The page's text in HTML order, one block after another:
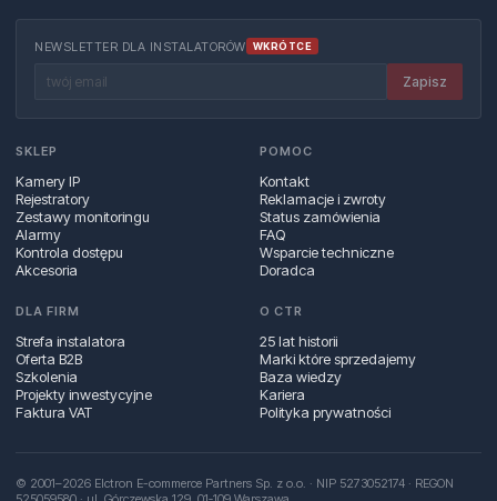
NEWSLETTER DLA INSTALATORÓW WKRÓTCE
Zapisz
SKLEP
Kamery IP
Rejestratory
Zestawy monitoringu
Alarmy
Kontrola dostępu
Akcesoria
POMOC
Kontakt
Reklamacje i zwroty
Status zamówienia
FAQ
Wsparcie techniczne
Doradca
DLA FIRM
Strefa instalatora
Oferta B2B
Szkolenia
Projekty inwestycyjne
Faktura VAT
O CTR
25 lat historii
Marki które sprzedajemy
Baza wiedzy
Kariera
Polityka prywatności
© 2001–2026 Elctron E-commerce Partners Sp. z o.o. · NIP 5273052174 · REGON